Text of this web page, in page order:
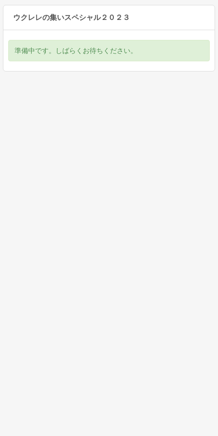
ウクレレの集いスペシャル２０２３
準備中です。しばらくお待ちください。